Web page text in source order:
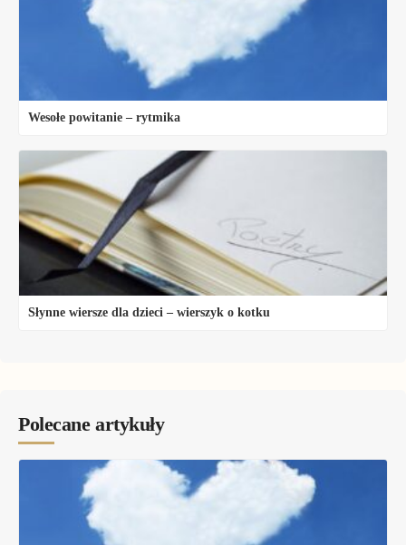
Wesołe powitanie – rytmika
Słynne wiersze dla dzieci – wierszyk o kotku
Polecane artykuły